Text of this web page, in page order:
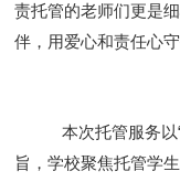
责托管的老师们更是
伴，用爱心和责任心
本次托管服务
旨，学校聚焦托管学